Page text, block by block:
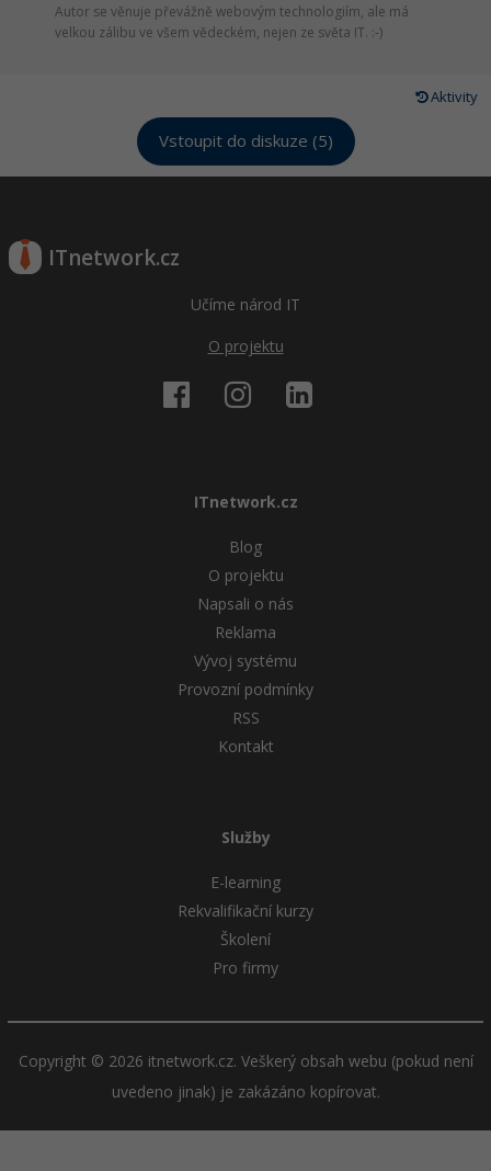
Autor se věnuje převážně webovým technologiím, ale má
velkou zálibu ve všem vědeckém, nejen ze světa IT. :-)
Aktivity
Vstoupit do diskuze (5)
ITnetwork.cz
Učíme národ IT
O projektu
ITnetwork.cz
Blog
O projektu
Napsali o nás
Reklama
Vývoj systému
Provozní podmínky
RSS
Kontakt
Služby
E-learning
Rekvalifikační kurzy
Školení
Pro firmy
Copyright © 2026 itnetwork.cz. Veškerý obsah webu (pokud není
uvedeno jinak) je zakázáno kopírovat.